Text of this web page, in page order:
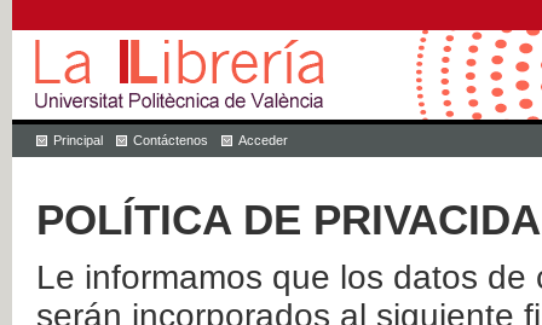
Principal Contáctenos Acceder
POLÍTICA DE
Le informamos que los datos
serán incorporados al siguiente